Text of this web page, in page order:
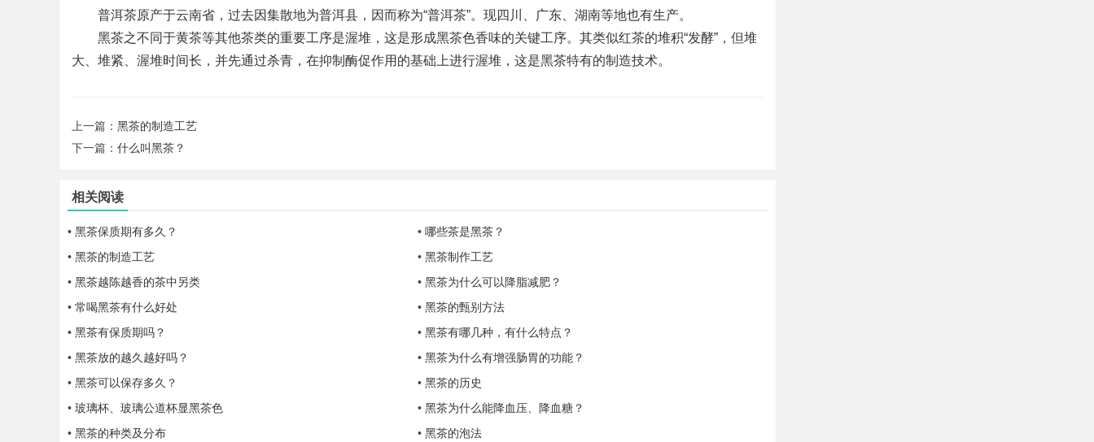
普洱茶原产于云南省，过去因集散地为普洱县，因而称为“普洱茶”。现四川、广东、湖南等地也有生产。
黑茶之不同于黄茶等其他茶类的重要工序是渥堆，这是形成黑茶色香味的关键工序。其类似红茶的堆积“发酵”，但堆
大、堆紧、渥堆时间长，并先通过杀青，在抑制酶促作用的基础上进行渥堆，这是黑茶特有的制造技术。
上一篇： 黑茶的制造工艺
下一篇： 什么叫黑茶？
相关阅读
• 黑茶保质期有多久？ • 哪些茶是黑茶？
• 黑茶的制造工艺 • 黑茶制作工艺
• 黑茶越陈越香的茶中另类 • 黑茶为什么可以降脂减肥？
• 常喝黑茶有什么好处 • 黑茶的甄别方法
• 黑茶有保质期吗？ • 黑茶有哪几种，有什么特点？
• 黑茶放的越久越好吗？ • 黑茶为什么有增强肠胃的功能？
• 黑茶可以保存多久？ • 黑茶的历史
• 玻璃杯、玻璃公道杯显黑茶色 • 黑茶为什么能降血压、降血糖？
• 黑茶的种类及分布 • 黑茶的泡法